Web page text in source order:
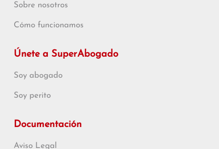
Sobre nosotros
Cómo funcionamos
Únete a SuperAbogado
Soy abogado
Soy perito
Documentación
Aviso Legal